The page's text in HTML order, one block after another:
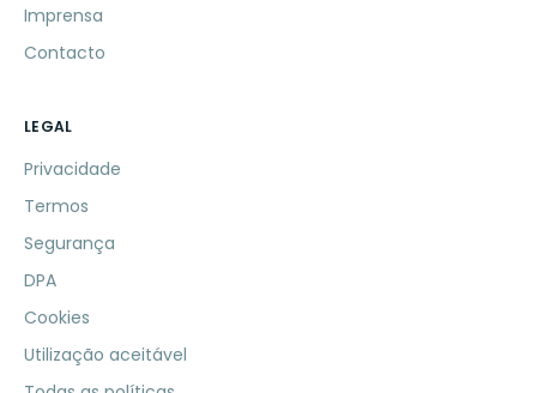
Imprensa
Contacto
LEGAL
Privacidade
Termos
Segurança
DPA
Cookies
Utilização aceitável